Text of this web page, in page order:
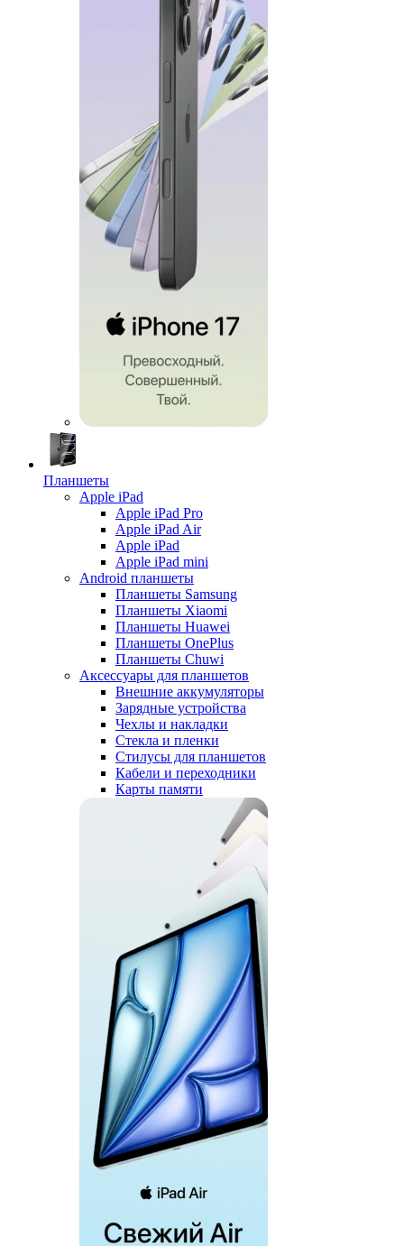
Планшеты
Apple iPad
Apple iPad Pro
Apple iPad Air
Apple iPad
Apple iPad mini
Android планшеты
Планшеты Samsung
Планшеты Xiaomi
Планшеты Huawei
Планшеты OnePlus
Планшеты Chuwi
Аксессуары для планшетов
Внешние аккумуляторы
Зарядные устройства
Чехлы и накладки
Стекла и пленки
Стилусы для планшетов
Кабели и переходники
Карты памяти